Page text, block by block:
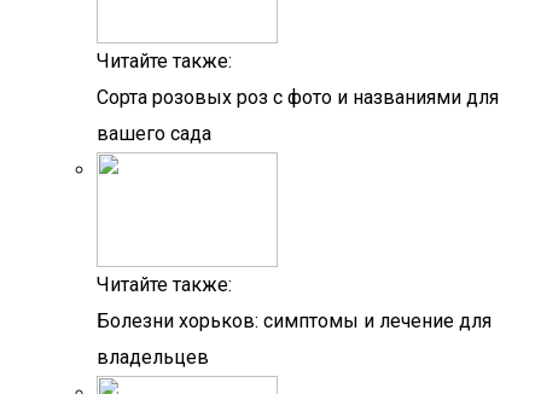
Читайте также:
Сорта розовых роз с фото и названиями для
вашего сада
Читайте также:
Болезни хорьков: симптомы и лечение для
владельцев